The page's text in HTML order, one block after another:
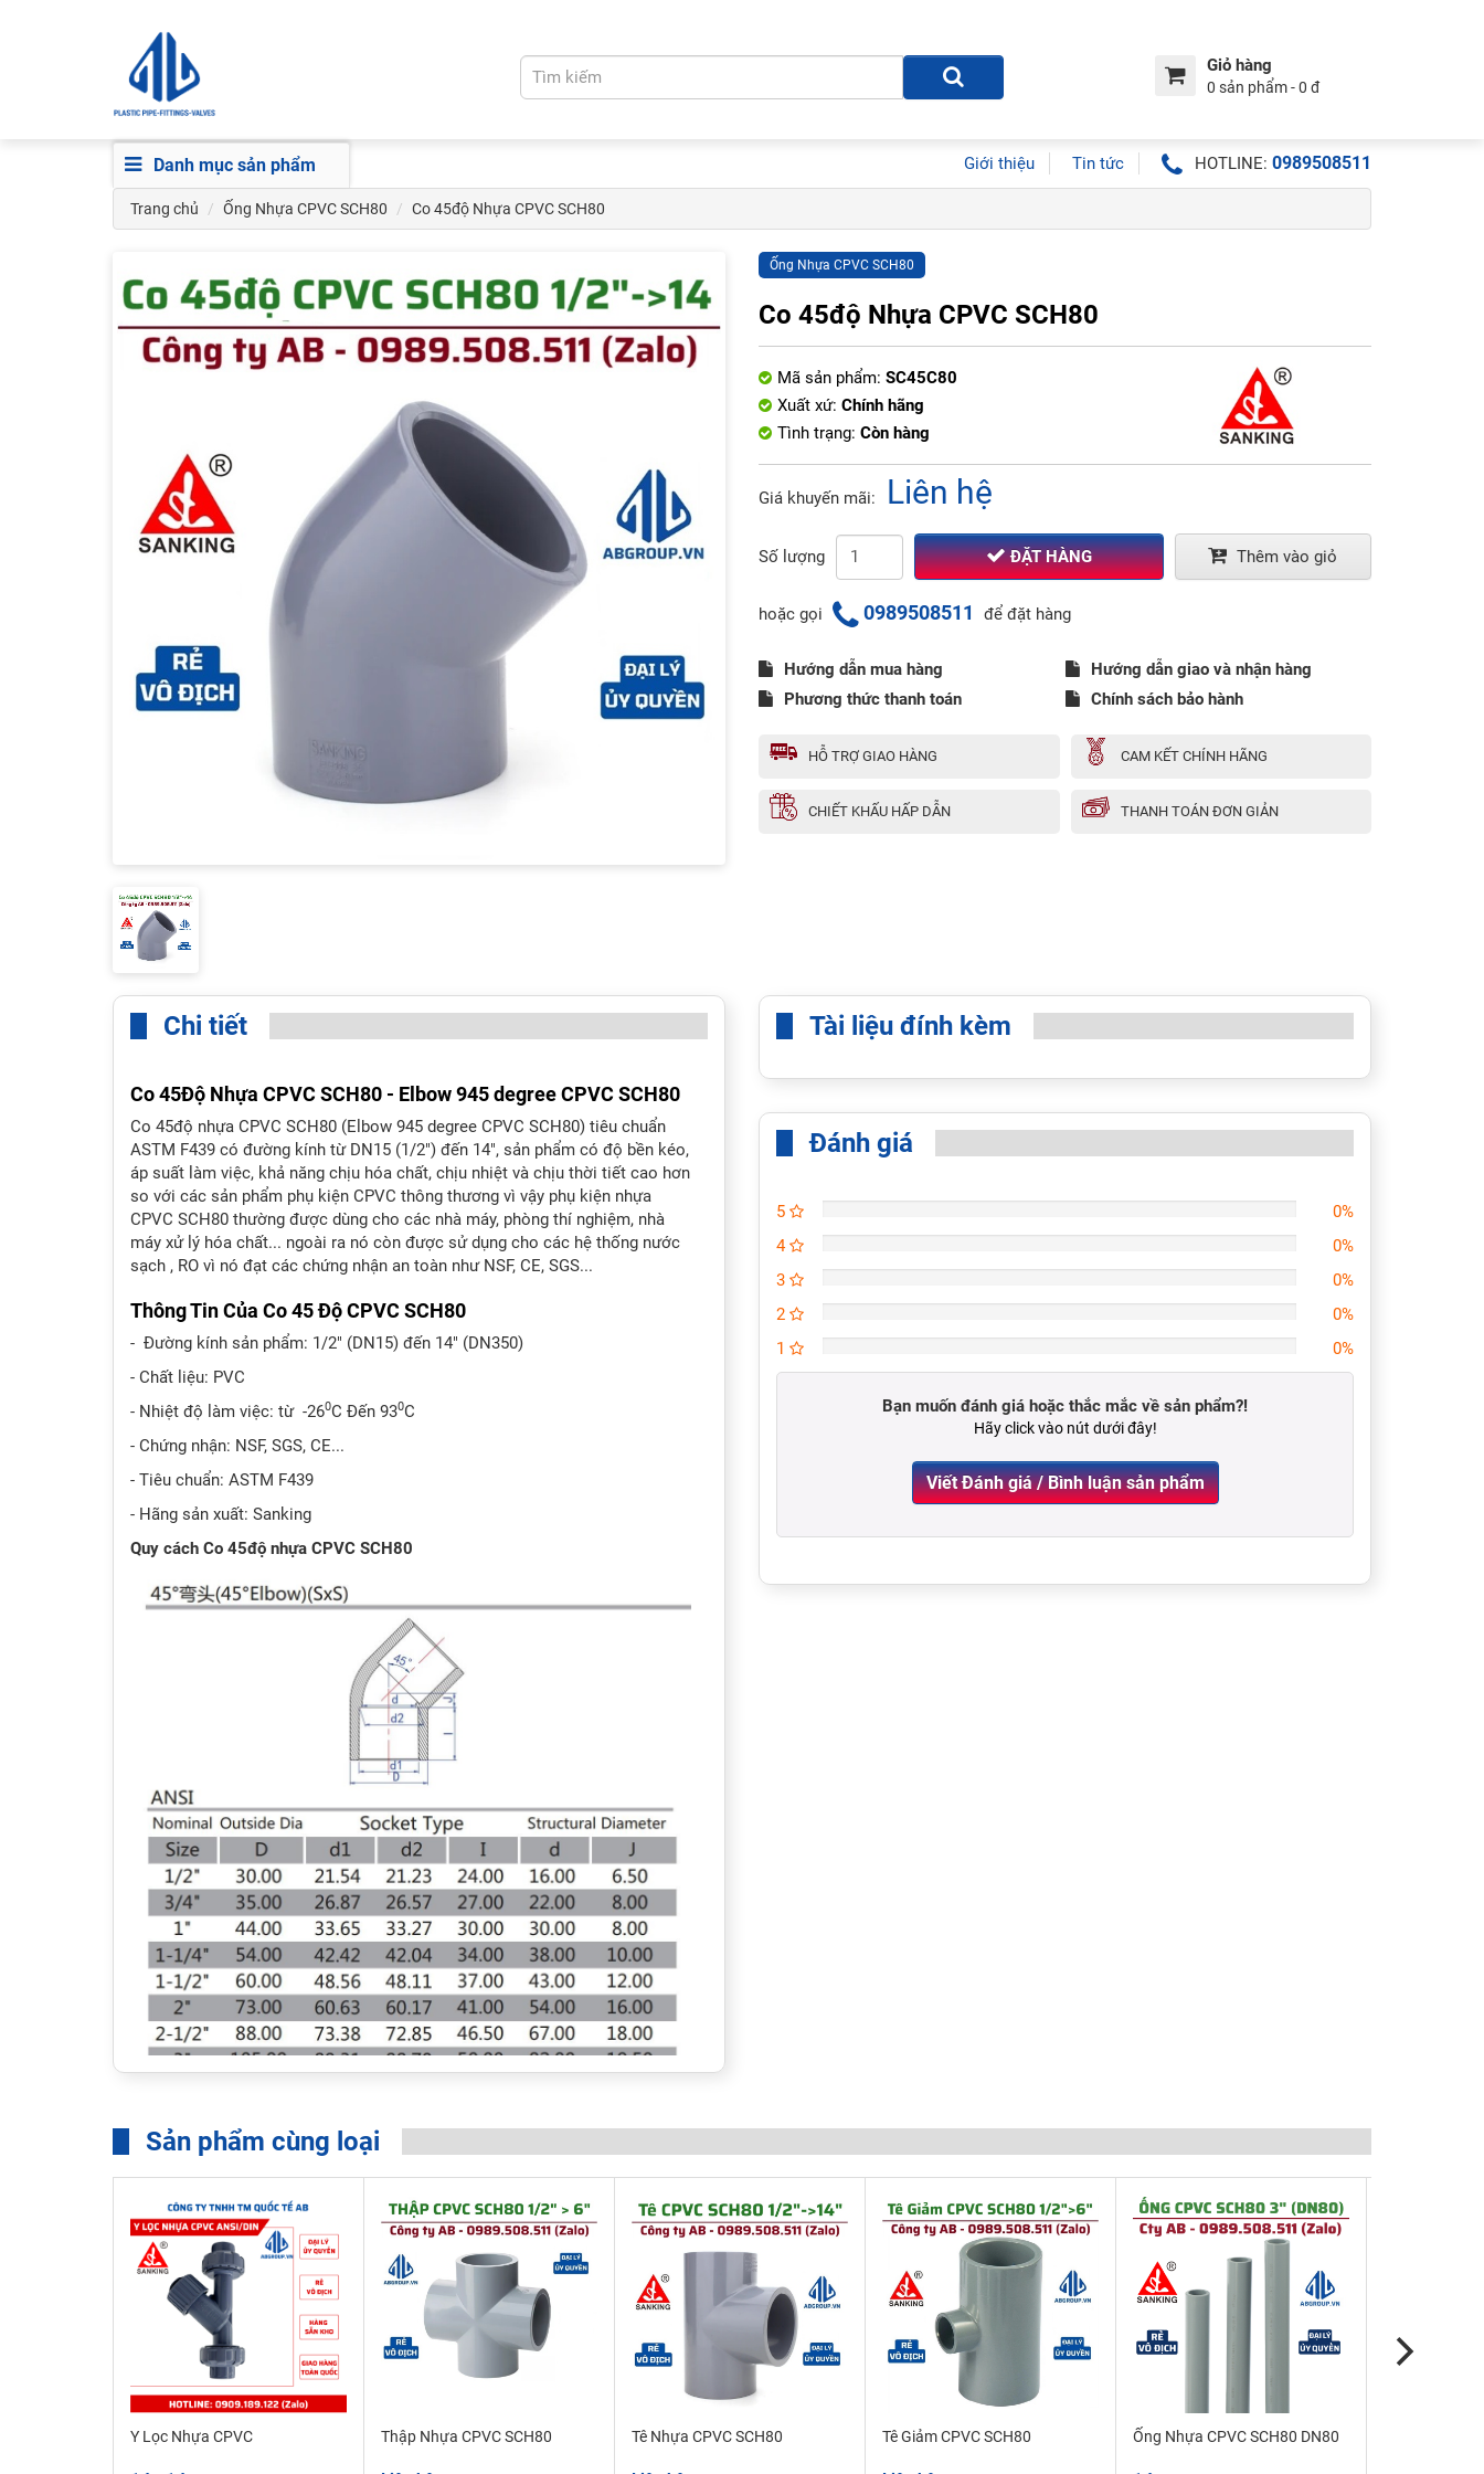
Giỏ hàng
0 sản phẩm - 0 đ
Danh mục sản phẩm Giới thiệu Tin tức HOTLINE: 0989508511
Trang chủ Ống Nhựa CPVC SCH80 Co 45độ Nhựa CPVC SCH80
Ống Nhựa CPVC SCH80
Co 45độ Nhựa CPVC SCH80
Mã sản phẩm: SC45C80
Xuất xứ: Chính hãng
Tình trạng: Còn hàng
Giá khuyến mãi: Liên hệ
Số lượng ĐẶT HÀNG Thêm vào giỏ
hoặc gọi 0989508511 để đặt hàng
Hướng dẫn mua hàng
Hướng dẫn giao và nhận hàng
Phương thức thanh toán
Chính sách bảo hành
HỖ TRỢ GIAO HÀNG CAM KẾT CHÍNH HÃNG
CHIẾT KHẤU HẤP DẪN THANH TOÁN ĐƠN GIẢN
Chi tiết
Co 45Độ Nhựa CPVC SCH80 - Elbow 945 degree CPVC SCH80
Co 45độ nhựa CPVC SCH80 (Elbow 945 degree CPVC SCH80) tiêu chuẩn
ASTM F439 có đường kính từ DN15 (1/2") đến 14", sản phẩm có độ bền kéo,
áp suất làm việc, khả năng chịu hóa chất, chịu nhiệt và chịu thời tiết cao hơn
so với các sản phẩm phụ kiện CPVC thông thương vì vậy phụ kiện nhựa
CPVC SCH80 thường được dùng cho các nhà máy, phòng thí nghiệm, nhà
máy xử lý hóa chất... ngoài ra nó còn được sử dụng cho các hệ thống nước
sạch , RO vì nó đạt các chứng nhận an toàn như NSF, CE, SGS...
Thông Tin Của Co 45 Độ CPVC SCH80
- Đường kính sản phẩm: 1/2" (DN15) đến 14" (DN350)
- Chất liệu: PVC
- Nhiệt độ làm việc: từ -260C Đến 930C
- Chứng nhận: NSF, SGS, CE...
- Tiêu chuẩn: ASTM F439
- Hãng sản xuất: Sanking
Quy cách Co 45độ nhựa CPVC SCH80
Ưu Điểm Của Lơi Nhựa CPVC SCH80
Lơi nhựa CPVC SCH80 được sản xuất từ hạt nhựa CPVC cao cấp vì vậy sản
phẩm có độ đàn hồi cao, chống chịu được thời tiết và lão hóa dưới ánh
sáng mặt trời, nó còn có khả năng chống ăn mòn mạnh, dễ dàng kết nối.
phụ kiện Chêch ống nhựa CPVC sch80 phẳng cao hệ số nhám thấp chống
bám cặn và tăng khả năng dẫn nước, chất lỏng, nó có khả năng chống ăn
mòn và kháng hóa chất tuyệt vời như: chống Axit, kiềm, chống ăn mòn đồng
thời không bị ảnh hưởng bởi độ ẩm và độ pH
Tài liệu đính kèm
Đánh giá
5
0%
4
0%
3
0%
2
0%
1
0%
Bạn muốn đánh giá hoặc thắc mắc về sản phẩm?!
Hãy click vào nút dưới đây!
Viết Đánh giá / Bình luận sản phẩm
Sản phẩm cùng loại
Y Lọc Nhựa CPVC Thập Nhựa CPVC SCH80 Tê Nhựa CPVC SCH80 Tê Giảm CPVC SCH80 Ống Nhựa CPVC SCH80 DN80